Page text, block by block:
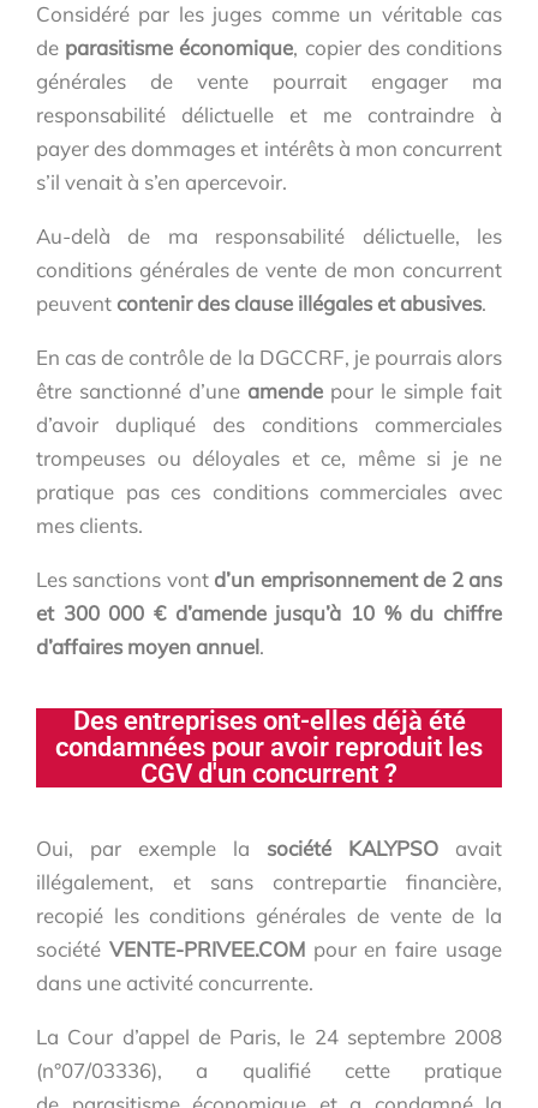
Considéré par les juges comme un véritable cas
de parasitisme économique, copier des conditions
générales de vente pourrait engager ma
responsabilité délictuelle et me contraindre à
payer des dommages et intérêts à mon concurrent
s’il venait à s’en apercevoir.
Au-delà de ma responsabilité délictuelle, les
conditions générales de vente de mon concurrent
peuvent contenir des clause illégales et abusives.
En cas de contrôle de la DGCCRF, je pourrais alors
être sanctionné d’une amende pour le simple fait
d’avoir dupliqué des conditions commerciales
trompeuses ou déloyales et ce, même si je ne
pratique pas ces conditions commerciales avec
mes clients.
Les sanctions vont d’un emprisonnement de 2 ans
et 300 000 € d’amende jusqu’à 10 % du chiffre
d’affaires moyen annuel.
Des entreprises ont-elles déjà été
condamnées pour avoir reproduit les
CGV d'un concurrent ?
Oui, par exemple la société KALYPSO avait
illégalement, et sans contrepartie financière,
recopié les conditions générales de vente de la
société VENTE-PRIVEE.COM pour en faire usage
dans une activité concurrente.
La Cour d’appel de Paris, le 24 septembre 2008
(n°07/03336), a qualifié cette pratique